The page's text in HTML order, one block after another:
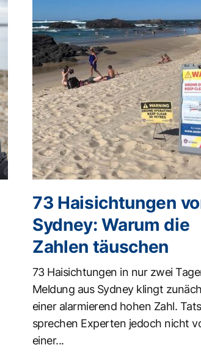
73 Haisichtungen
Sydney: Warum die
Zahlen täuschen
73 Haisichtungen in nur zwei
Meldung aus Sydney klingt
einer alarmierend hohen Zahl.
sprechen Experten jedoch nicht
einer...